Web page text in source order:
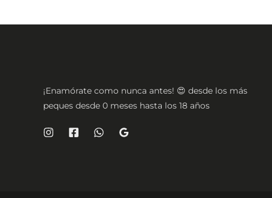
¡Enamórate como nunca antes! 😍 desde los más
peques desde 0 meses hasta los 18 años